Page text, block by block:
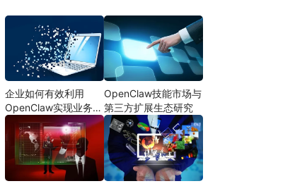
企业如何有效利用
OpenClaw实现业务自
动化
OpenClaw技能市场与
第三方扩展生态研究